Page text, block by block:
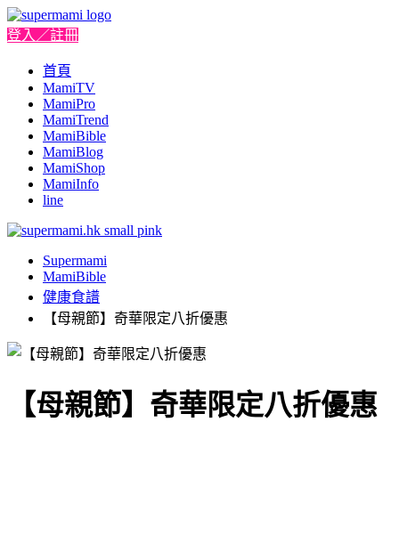
登入／註冊
首頁
MamiTV
MamiPro
MamiTrend
MamiBible
MamiBlog
MamiShop
MamiInfo
line
Supermami
MamiBible
健康食譜
【母親節】奇華限定八折優惠
【母親節】奇華限定八折優惠